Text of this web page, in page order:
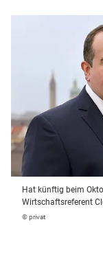
Hat künftig beim
Wirtschaftsreferent
© privat